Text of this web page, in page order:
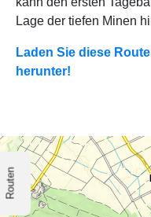
Lage der tiefen Minen
Laden Sie diese
herunter!
Routen